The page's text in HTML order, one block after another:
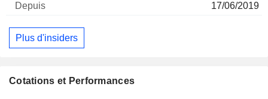
Cotations et Performances
17/06/2019
Plus d'insiders